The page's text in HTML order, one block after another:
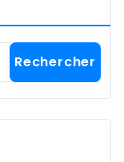
Rechercher